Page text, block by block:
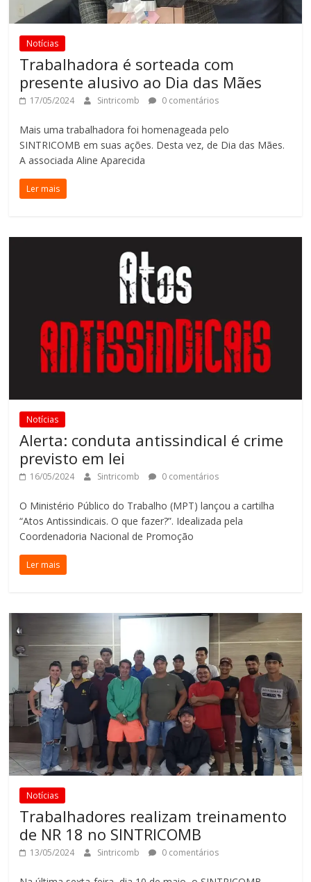
Notícias
Trabalhadora é sorteada com
presente alusivo ao Dia das Mães
17/05/2024 Sintricomb 0 comentários
Mais uma trabalhadora foi homenageada pelo
SINTRICOMB em suas ações. Desta vez, de Dia das Mães.
A associada Aline Aparecida
Ler mais
Notícias
Alerta: conduta antissindical é crime
previsto em lei
16/05/2024 Sintricomb 0 comentários
O Ministério Público do Trabalho (MPT) lançou a cartilha
“Atos Antissindicais. O que fazer?”. Idealizada pela
Coordenadoria Nacional de Promoção
Ler mais
Notícias
Trabalhadores realizam treinamento
de NR 18 no SINTRICOMB
13/05/2024 Sintricomb 0 comentários